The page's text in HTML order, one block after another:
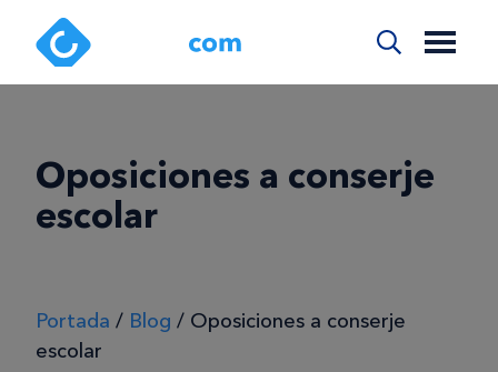
Oposiciones a conserje
escolar
Portada / Blog / Oposiciones a conserje
escolar